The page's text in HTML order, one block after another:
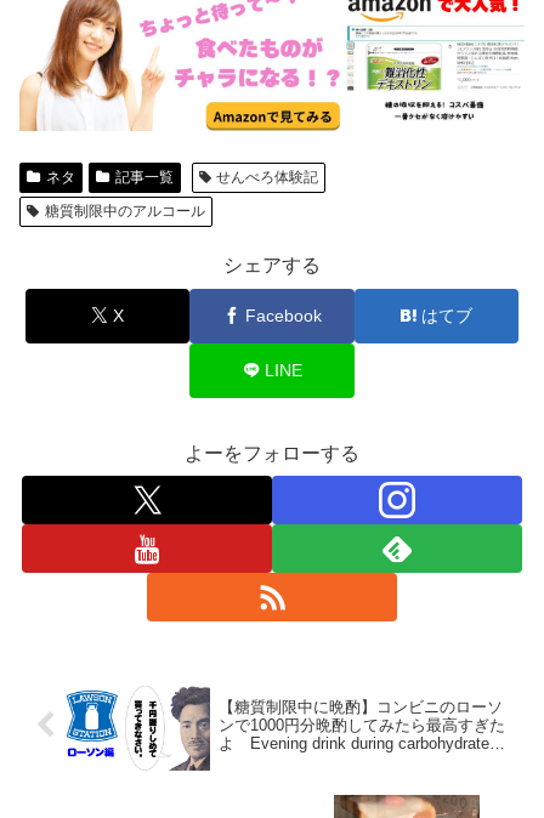
ネタ 記事一覧
せんべろ体験記
糖質制限中のアルコール
シェアする
X Facebook はてブ
LINE
よーをフォローする
【糖質制限中に晩酌】コンビニのローソ
ンで1000円分晩酌してみたら最高すぎた
よ Evening drink during carbohydrate